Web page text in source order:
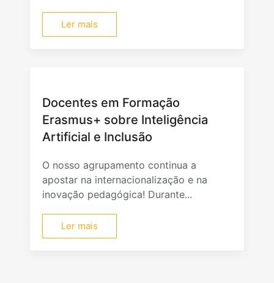
Ler mais
Docentes em Formação
Erasmus+ sobre Inteligência
Artificial e Inclusão
O nosso agrupamento continua a
apostar na internacionalização e na
inovação pedagógica! Durante...
Ler mais